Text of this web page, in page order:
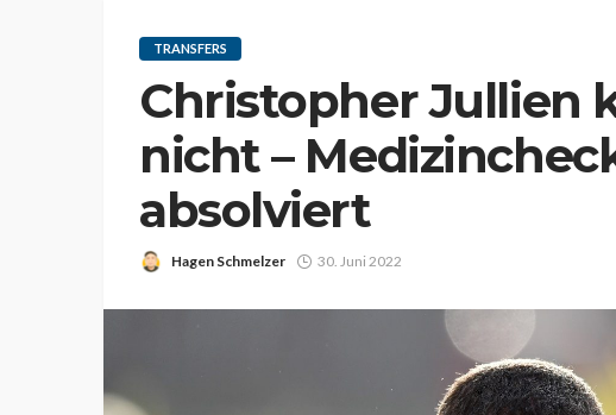
TRANSFERS
Christopher Jullien
nicht –
absolviert
Hagen Schmelzer 30. Juni 2022